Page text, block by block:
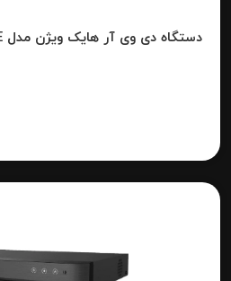
دستگاه دی وی آر هایک ویژن مدل IDS-7216HQHI-M1-E